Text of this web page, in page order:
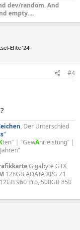
dev/random. And
empty....​
Elite ’24
#4
, Der Unterschied
"
ten" | "GewÄhrleistung" |
Gigabyte GTX
128GB ADATA XPG Z1
960 Pro, 500GB 850